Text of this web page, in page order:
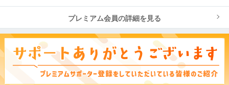
プレミアム会員の詳細を見る